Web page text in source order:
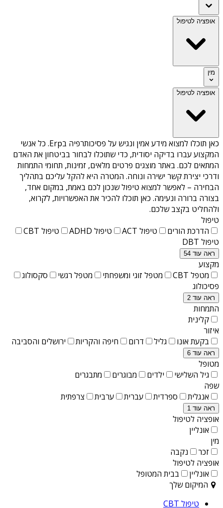
אופציה לטיפול
מין
אופציה לטיפול
כאן תוכלו למצוא מידע אמין ונגיש על פסיכותרפיה בErp
. כל אנשי
המקצוע עברו בדיקה יסודית, כדי שתוכלו לבחור בביטחון את האדם
המתאים לכם. באתר מוצגים פרטים מלאים, זמינות, תחומי התמחות
ודרכי יצירת קשר ישירה ונוחה. המטרה היא להקל עליכם בתהליך
הבחירה – לאפשר למצוא טיפול שנכון לכם באמת, במקום אחד,
בצורה ברורה ונעימה. כאן תוכלו להכיר את האפשרויות, לקרוא,
ולהחליט בקצב שלכם.
טיפול
הדרכת הורים
טיפול ACT טיפול ADHD
טיפול CBT
טיפול DBT
ראה עוד 54
מקצוע
מטפל CBT
מטפל זוגי ומשפחתי מטפל רגשי
סקסולוג
פסיכולוג
ראה עוד 2
התמחות
קלינית
איזור
בקעת אונו
גליל דרום חיפה והקריות ירושלים והסביבה
ראה עוד 6
מטופל
גיל השלישי
ילדים מבוגרים
מתבגרים
שפה
אנגלית
ספרדית עברית ערבית צרפתית
ראה עוד 1
אופציה לטיפול
אונליין
מין
זכר
נקבה
אופציה לטיפול
אונליין
בבית המטופל
המיקום שלך
טיפול CBT